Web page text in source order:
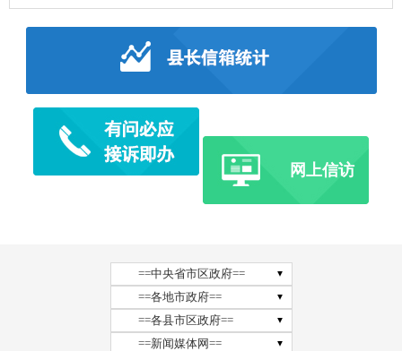
网上信访
==中央省市区政府==
==各地市政府==
==各县市区政府==
==新闻媒体网==